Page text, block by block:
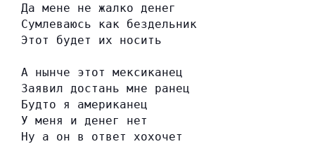
Да мене не жалко денег
Сумлеваюсь как бездельник
Этот будет их носить
А нынче этот мексиканец
Заявил достань мне ранец
Будто я американец
У меня и денег нет
Ну а он в ответ хохочет